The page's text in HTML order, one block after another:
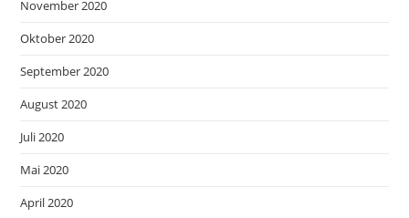
November 2020
Oktober 2020
September 2020
August 2020
Juli 2020
Mai 2020
April 2020